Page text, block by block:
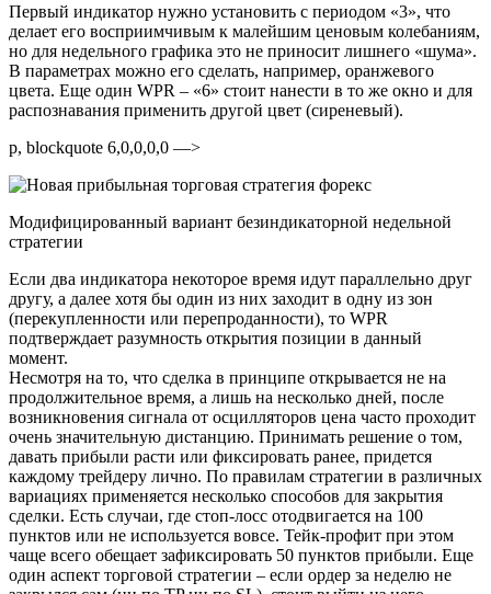
Первый индикатор нужно установить с периодом «3», что
делает его восприимчивым к малейшим ценовым колебаниям,
но для недельного графика это не приносит лишнего «шума».
В параметрах можно его сделать, например, оранжевого
цвета. Еще один WPR – «6» стоит нанести в то же окно и для
распознавания применить другой цвет (сиреневый).
p, blockquote 6,0,0,0,0 —>
Модифицированный вариант безиндикаторной недельной
стратегии
Если два индикатора некоторое время идут параллельно друг
другу, а далее хотя бы один из них заходит в одну из зон
(перекупленности или перепроданности), то WPR
подтверждает разумность открытия позиции в данный
момент.
Несмотря на то, что сделка в принципе открывается не на
продолжительное время, а лишь на несколько дней, после
возникновения сигнала от осцилляторов цена часто проходит
очень значительную дистанцию. Принимать решение о том,
давать прибыли расти или фиксировать ранее, придется
каждому трейдеру лично. По правилам стратегии в различных
вариациях применяется несколько способов для закрытия
сделки. Есть случаи, где стоп-лосс отодвигается на 100
пунктов или не используется вовсе. Тейк-профит при этом
чаще всего обещает зафиксировать 50 пунктов прибыли. Еще
один аспект торговой стратегии – если ордер за неделю не